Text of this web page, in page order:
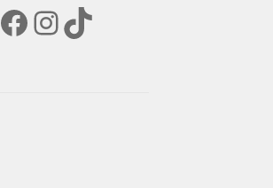
Facebook
Instagram
TikTok